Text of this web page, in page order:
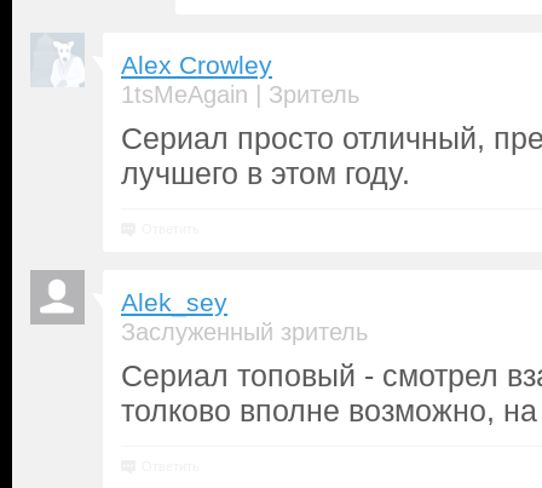
Alex Crowley
1tsMeAgain | Зритель
Сериал просто отличный,
лучшего в этом году.
Alek_sey
Заслуженный зритель
Сериал топовый - смотрел
толково вполне возможно,